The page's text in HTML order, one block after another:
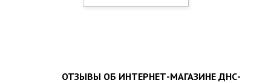
ОТЗЫВЫ ОБ ИНТЕРНЕТ-МАГАЗИНЕ ДНС-